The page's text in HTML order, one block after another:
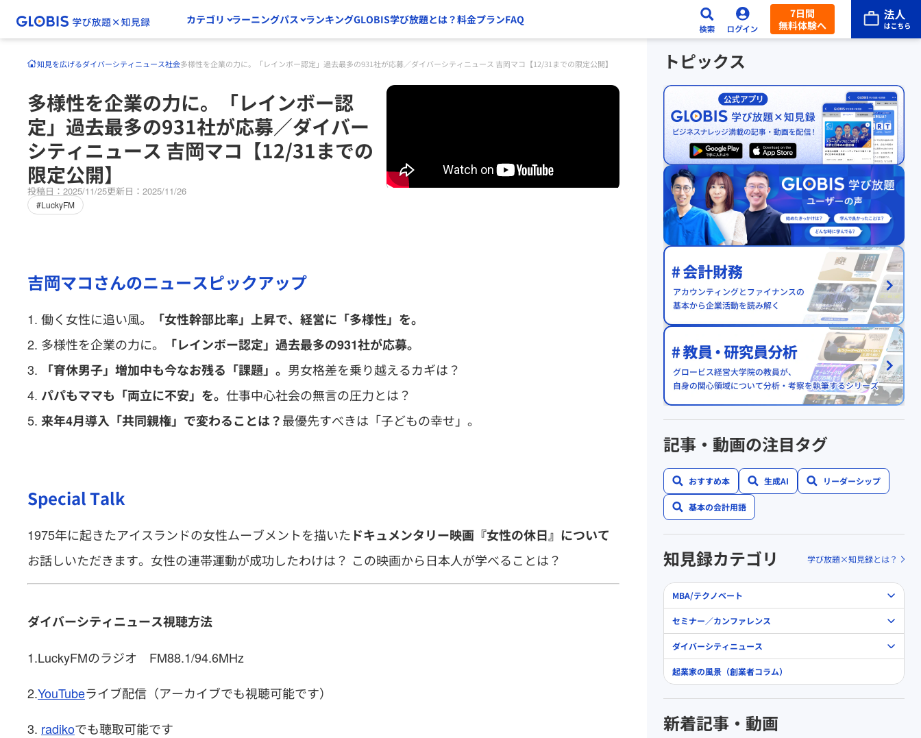
カテゴリ ラーニングパス ランキングGLOBIS学び放題とは？料金プランFAQ
7日間
無料体験へ
知見を広げるダイバーシティニュース社会多様性を企業の力に。「レインボー認定」過去最多の931社が応募／ダイバーシティニュース 吉岡マコ【12/31までの限定公開】
多様性を企業の力に。「レインボー認
定」過去最多の931社が応募／ダイバー
シティニュース 吉岡マコ【12/31までの
限定公開】
投稿日：2025/11/25更新日：2025/11/26
#LuckyFM
吉岡マコさんのニュースピックアップ
働く女性に追い風。
「女性幹部比率」上昇で、経営に「多様性」を。
多様性を企業の力に。
「レインボー認定」過去最多の931社が応募。
「育休男子」増加中も今なお残る「課題」。 男女格差を乗り越えるカギは？
パパもママも「両立に不安」を。 仕事中心社会の無言の圧力とは？
来年4月導入「共同親権」で変わることは？最優先すべきは「子どもの幸せ」。
Special Talk
1975年に起きたアイスランドの女性ムーブメントを描いた ドキュメンタリー映画『女性の休日』について
お話しいただきます。女性の連帯運動が成功したわけは？ この映画から日本人が学べることは？
ダイバーシティニュース視聴方法
1.LuckyFMのラジオ FM88.1/94.6MHz
2.YouTubeライブ配信（アーカイブでも視聴可能です）
3. radikoでも聴取可能です
トピックス
記事・動画の注目タグ
おすすめ本 生成AI リーダーシップ
基本の会計用語
知見録カテゴリ 学び放題×知見録とは？
MBA/テクノベート
セミナー／カンファレンス
ダイバーシティニュース
起業家の風景（創業者コラム）
新着記事・動画